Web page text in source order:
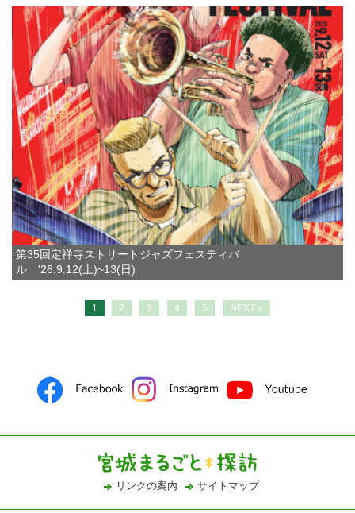
第35回定禅寺ストリートジャズフェスティバ
ル '26.9.12(土)~13(日)
1 2 3 4 5 NEXT »
リンクの案内 サイトマップ